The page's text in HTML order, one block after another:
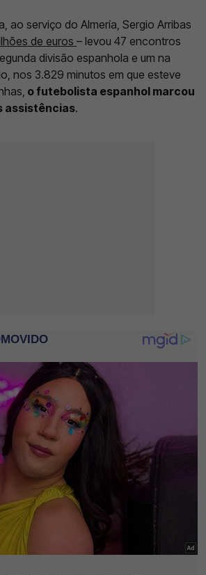
ao serviço do Almería, Sergio Arribas
de euros – levou 47 encontros
divisão espanhola e um na
nos 3.829 minutos em que esteve
o futebolista espanhol marcou
assistências.